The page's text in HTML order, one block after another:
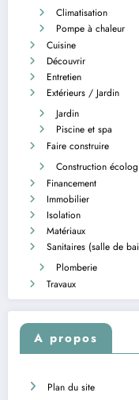
Climatisation
Pompe à chaleur
Cuisine
Découvrir
Entretien
Extérieurs / Jardin
Jardin
Piscine et spa
Faire construire
Construction
Financement
Immobilier
Isolation
Matériaux
Sanitaires (salle de
Plomberie
Travaux
A propos
Plan du site